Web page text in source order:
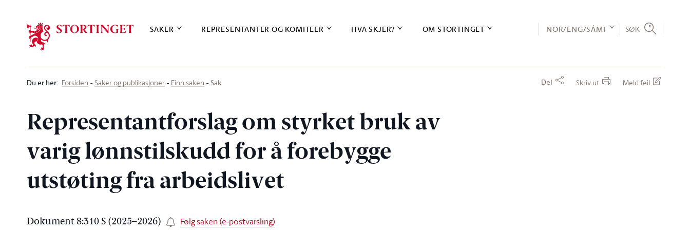
SAKER REPRESENTANTER OG KOMITEER HVA SKJER? OM STORTINGET NOR/ENG/SÁMI SØK
Du er her: Forsiden Saker og publikasjoner Finn saken Sak Del Skriv ut Meld feil
Representantforslag om styrket bruk av
varig lønnstilskudd for å forebygge
utstøting fra arbeidslivet
Dokument 8:310 S (2025–2026) Følg saken (e-postvarsling)